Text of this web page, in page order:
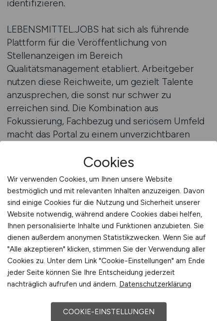
identifizieren.
LEBENSMITTEL.JOBS hat sich als führende
Plattform für die Veröffentlichung von
Stellenanzeigen im Bereich
Qualitätsmanagement etabliert. Arbeitgeber
nutzen diese Reichweite, um gezielt Talente
anzusprechen, die sonst nur schwer zu
erreichen sind. Die Kombination aus
Fokussierung, Fachbezug und seriösem Umfeld
macht das Portal zu einem unverzichtbaren
Lebensmittelindustrie.
Stellenanzeigen auf LEBENSMITTEL.JOBS
schalten
Beratung zu erfolgreichen QM-
Stellenanzeigen
Eine professionelle Stellenanzeige ist mehr als
eine reine Beschreibung der Aufgaben und
Anforderungen. Gerade im Bereich
Qualitätsmanagement kommt es darauf an,
Kompetenz, Verlässlichkeit und Verantwortung
Cookies
Wir verwenden Cookies, um Ihnen unsere Website
bestmöglich und mit relevanten Inhalten anzuzeigen. Davon
sind einige Cookies für die Nutzung und Sicherheit unserer
Website notwendig, während andere Cookies dabei helfen,
Ihnen personalisierte Inhalte und Funktionen anzubieten. Sie
dienen außerdem anonymen Statistikzwecken. Wenn Sie auf
"Alle akzeptieren" klicken, stimmen Sie der Verwendung aller
Cookies zu. Unter dem Link "Cookie-Einstellungen" am Ende
jeder Seite können Sie Ihre Entscheidung jederzeit
nachträglich aufrufen und ändern. Datenschutzerklärung
COOKIE-EINSTELLUNGEN